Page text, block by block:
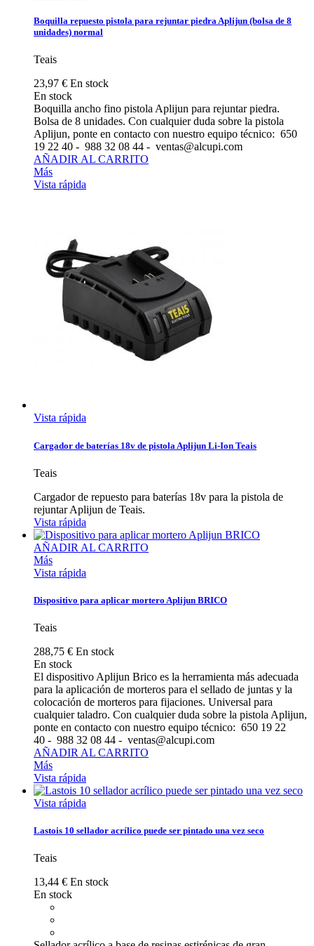
Boquilla repuesto pistola para rejuntar piedra Aplijun (bolsa de 8
unidades) normal
Teais
23,97 € En stock
En stock
Boquilla ancho fino pistola Aplijun para rejuntar piedra.
Bolsa de 8 unidades. Con cualquier duda sobre la pistola
Aplijun, ponte en contacto con nuestro equipo técnico: 650
19 22 40 - 988 32 08 44 - ventas@alcupi.com
AÑADIR AL CARRITO
Más
Vista rápida
Vista rápida
Cargador de baterías 18v de pistola Aplijun Li-Ion Teais
Teais
Cargador de repuesto para baterías 18v para la pistola de
rejuntar Aplijun de Teais.
Vista rápida
AÑADIR AL CARRITO
Más
Vista rápida
Dispositivo para aplicar mortero Aplijun BRICO
Teais
288,75 € En stock
En stock
El dispositivo Aplijun Brico es la herramienta más adecuada
para la aplicación de morteros para el sellado de juntas y la
colocación de morteros para fijaciones. Universal para
cualquier taladro. Con cualquier duda sobre la pistola Aplijun,
ponte en contacto con nuestro equipo técnico: 650 19 22
40 - 988 32 08 44 - ventas@alcupi.com
AÑADIR AL CARRITO
Más
Vista rápida
Vista rápida
Lastois 10 sellador acrílico puede ser pintado una vez seco
Teais
13,44 € En stock
En stock